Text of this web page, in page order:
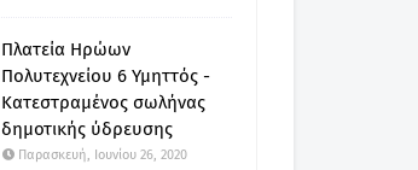
Πλατεία Ηρώων
Πολυτεχνείου 6 Υμηττός -
Κατεστραμένος σωλήνας
δημοτικής ύδρευσης
Παρασκευή, Ιουνίου 26, 2020